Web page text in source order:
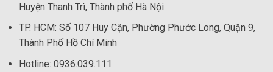
Huyện Thanh Trì, Thành phố Hà Nội
TP. HCM: Số 107 Huy Cận, Phường Phước Long, Quận 9,
Thành Phố Hồ Chí Minh
Hotline: 0936.039.111